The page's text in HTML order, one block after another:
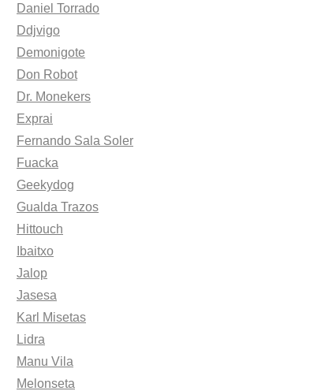
Daniel Torrado
Ddjvigo
Demonigote
Don Robot
Dr. Monekers
Exprai
Fernando Sala Soler
Fuacka
Geekydog
Gualda Trazos
Hittouch
Ibaitxo
Jalop
Jasesa
Karl Misetas
Lidra
Manu Vila
Melonseta